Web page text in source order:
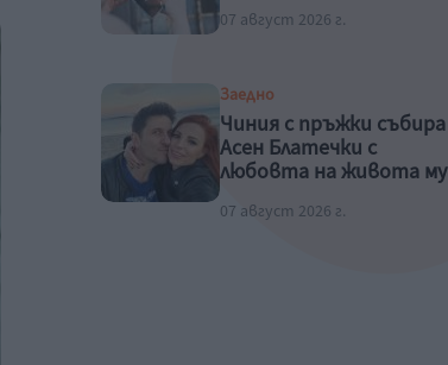
07 август 2026 г.
Заедно
Чиния с пръжки събира
Асен Блатечки с
любовта на живота му
07 август 2026 г.